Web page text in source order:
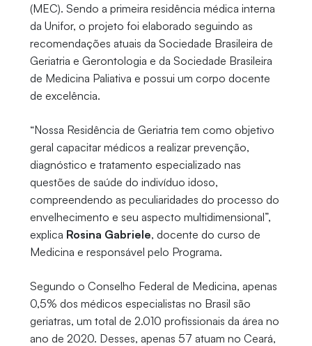
(MEC). Sendo a primeira residência médica interna
da Unifor, o projeto foi elaborado seguindo as
recomendações atuais da Sociedade Brasileira de
Geriatria e Gerontologia e da Sociedade Brasileira
de Medicina Paliativa e possui um corpo docente
de excelência.
“Nossa Residência de Geriatria tem como objetivo
geral capacitar médicos a realizar prevenção,
diagnóstico e tratamento especializado nas
questões de saúde do indivíduo idoso,
compreendendo as peculiaridades do processo do
envelhecimento e seu aspecto multidimensional”,
explica Rosina Gabriele, docente do curso de
Medicina e responsável pelo Programa.
Segundo o Conselho Federal de Medicina, apenas
0,5% dos médicos especialistas no Brasil são
geriatras, um total de 2.010 profissionais da área no
ano de 2020. Desses, apenas 57 atuam no Ceará,